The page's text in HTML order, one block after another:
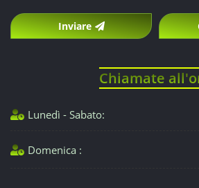
Inviare
Chiamate
Lunedì - Sabato:
Domenica :